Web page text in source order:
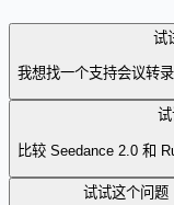
试
我想找一个支持会议转
比较 Seedance 2.0 和
试试这个问题